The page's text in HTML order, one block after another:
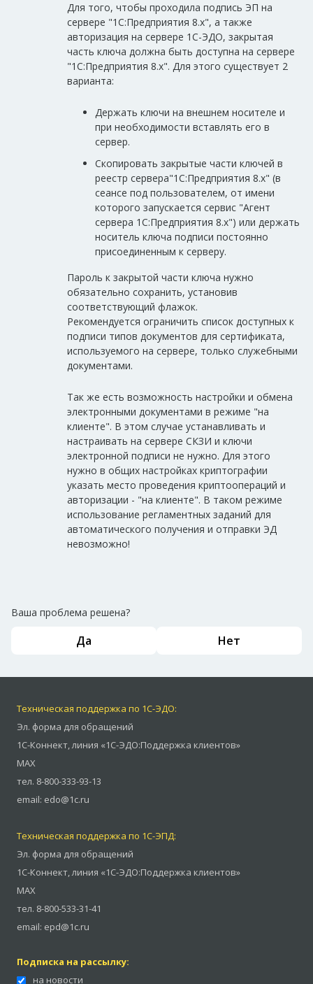
Для того, чтобы проходила подпись ЭП на
сервере "1С:Предприятия 8.х", а также
авторизация на сервере 1С-ЭДО, закрытая
часть ключа должна быть доступна на сервере
"1С:Предприятия 8.х". Для этого существует 2
варианта:
Держать ключи на внешнем носителе и
при необходимости вставлять его в
сервер.
Скопировать закрытые части ключей в
реестр сервера"1С:Предприятия 8.х" (в
сеансе под пользователем, от имени
которого запускается сервис "Агент
сервера 1С:Предприятия 8.х") или держать
носитель ключа подписи постоянно
присоединенным к серверу.
Пароль к закрытой части ключа нужно
обязательно сохранить, установив
соответствующий флажок.
Рекомендуется ограничить список доступных к
подписи типов документов для сертификата,
используемого на сервере, только служебными
документами.
Так же есть возможность настройки и обмена
электронными документами в режиме "на
клиенте". В этом случае устанавливать и
настраивать на сервере СКЗИ и ключи
электронной подписи не нужно. Для этого
нужно в общих настройках криптографии
указать место проведения криптоопераций и
авторизации - "на клиенте". В таком режиме
использование регламентных заданий для
автоматического получения и отправки ЭД
невозможно!
Ваша проблема решена?
Да Нет
Техническая поддержка по 1С-ЭДО:
Эл. форма для обращений
1С-Коннект,линия «1С-ЭДО:Поддержка клиентов»
MAX
тел. 8-800-333-93-13
email: edo@1c.ru
Техническая поддержка по 1С-ЭПД:
Эл. форма для обращений
1С-Коннект,линия «1С-ЭДО:Поддержка клиентов»
MAX
тел. 8-800-533-31-41
email: epd@1c.ru
Подписка на рассылку:
на новости